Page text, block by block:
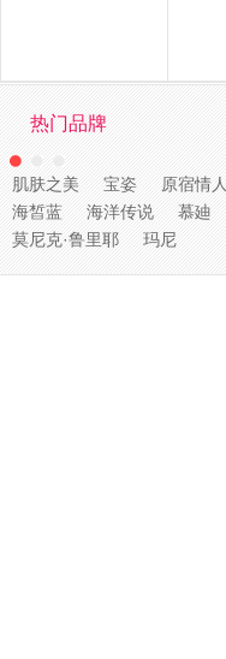
热门品牌
肌肤之美 宝姿 原宿情人
海皙蓝
海洋传说 慕廸
莫尼克·鲁里耶
玛尼